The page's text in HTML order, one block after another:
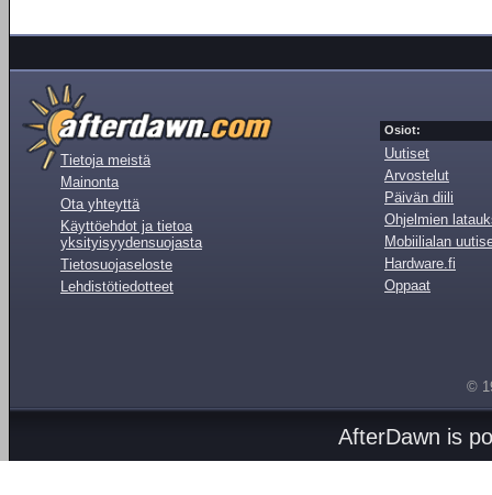
Tietoja meistä
Mainonta
Ota yhteyttä
Käyttöehdot ja tietoa
yksityisyydensuojasta
Tietosuojaseloste
Lehdistötiedotteet
Osiot:
Uutiset
Arvostelut
Päivän diili
Ohjelmien
Mobiilialan
Hardware.fi
Oppaat
©
AfterDawn is